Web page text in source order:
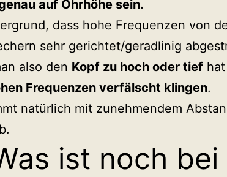
auf Ohrhöhe sein.
dass hohe Frequenzen von
sehr gerichtet/geradlinig
also den Kopf zu hoch oder tief
Frequenzen verfälscht klingen.
natürlich mit zunehmendem
ist noch